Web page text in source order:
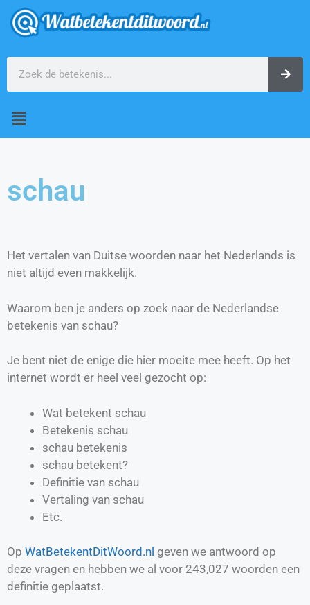
schau
Het vertalen van Duitse woorden naar het Nederlands is
niet altijd even makkelijk.
Waarom ben je anders op zoek naar de Nederlandse
betekenis van schau?
Je bent niet de enige die hier moeite mee heeft. Op het
internet wordt er heel veel gezocht op:
Wat betekent schau
Betekenis schau
schau betekenis
schau betekent?
Definitie van schau
Vertaling van schau
Etc.
Op WatBetekentDitWoord.nl geven we antwoord op
deze vragen en hebben we al voor 243,027 woorden een
definitie geplaatst.